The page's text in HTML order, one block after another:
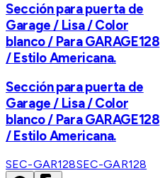
Sección para puerta de
Garage / Lisa / Color
blanco / Para GARAGE128
/ Estilo Americana.
Sección para puerta de
Garage / Lisa / Color
blanco / Para GARAGE128
/ Estilo Americana.
SEC-GAR128SEC-GAR128